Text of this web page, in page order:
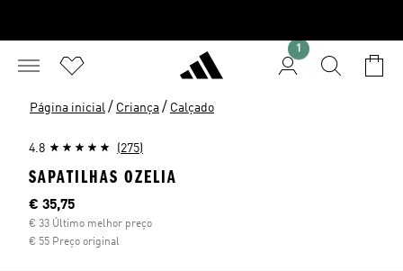
1
Página inicial / Criança / Calçado
4.8 (275)
SAPATILHAS OZELIA
Preço atual
€ 35,75
€ 33 Último melhor preço
€ 55 Preço original